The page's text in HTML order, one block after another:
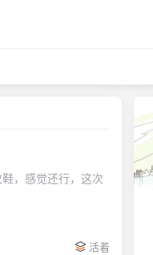
，感觉还行，这次
活着